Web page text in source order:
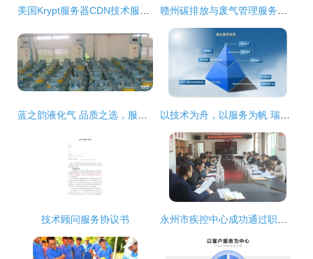
技术顾问服务协议书